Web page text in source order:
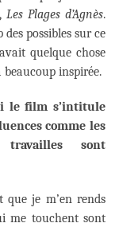
Les Plages d’Agnès.
possibles sur ce
quelque chose
inspirée.
le film s’intitule
comme les
sont
que je m’en rends
me touchent sont